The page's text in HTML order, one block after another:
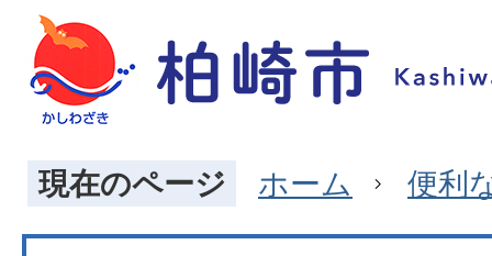
現在のページ ホーム 便利